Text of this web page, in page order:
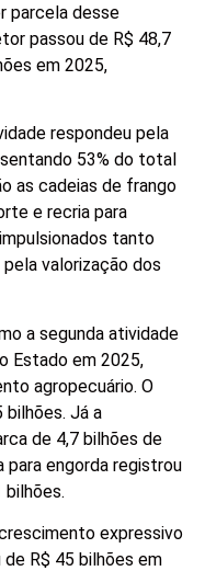
parcela desse
passou de R$ 48,7
em 2025,
respondeu pela
53% do total
as cadeias de frango
e recria para
tanto
valorização dos
a segunda atividade
Estado em 2025,
agropecuário. O
bilhões. Já a
de 4,7 bilhões de
para engorda registrou
bilhões.
expressivo
R$ 45 bilhões em